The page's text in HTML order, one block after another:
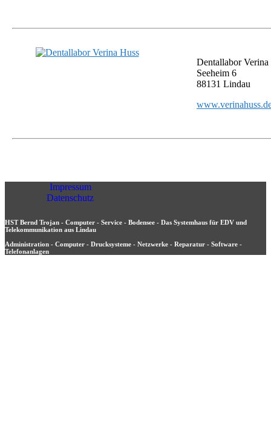
Dentallabor Verina
Seeheim 6
88131 Lindau
Impressum
Datenschutz
HST Bernd Trojan - Computer - Service - Bodensee - Das Systemhaus für EDV und
Telekommunikation aus Lindau
Administration - Computer - Drucksysteme - Netzwerke - Reparatur - Software -
Telefonanlagen